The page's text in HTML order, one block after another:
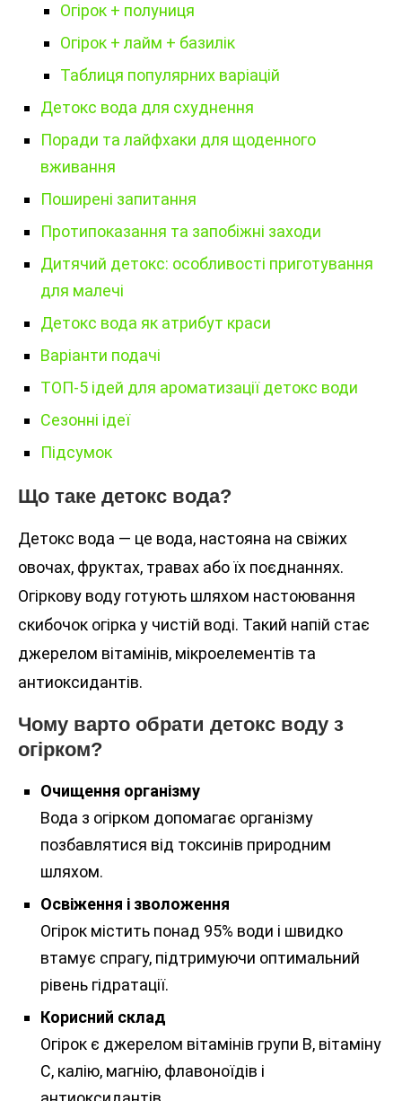
Огірок + полуниця
Огірок + лайм + базилік
Таблиця популярних варіацій
Детокс вода для схуднення
Поради та лайфхаки для щоденного
вживання
Поширені запитання
Протипоказання та запобіжні заходи
Дитячий детокс: особливості приготування
для малечі
Детокс вода як атрибут краси
Варіанти подачі
ТОП-5 ідей для ароматизації детокс води
Сезонні ідеї
Підсумок
Що таке детокс вода?
Детокс вода — це вода, настояна на свіжих
овочах, фруктах, травах або їх поєднаннях.
Огіркову воду готують шляхом настоювання
скибочок огірка у чистій воді. Такий напій стає
джерелом вітамінів, мікроелементів та
антиоксидантів.
Чому варто обрати детокс воду з
огірком?
Очищення організму
Вода з огірком допомагає організму
позбавлятися від токсинів природним
шляхом.
Освіження і зволоження
Огірок містить понад 95% води і швидко
втамує спрагу, підтримуючи оптимальний
рівень гідратації.
Корисний склад
Огірок є джерелом вітамінів групи В, вітаміну
С, калію, магнію, флавоноїдів і